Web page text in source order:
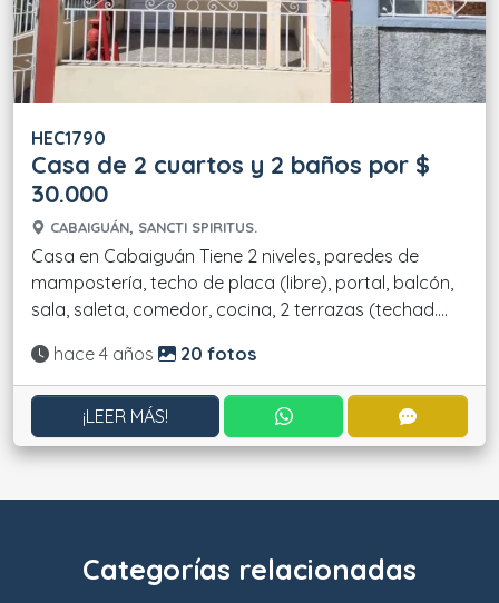
HEC1790
Casa de 2 cuartos y 2 baños por $
30.000
CABAIGUÁN, SANCTI SPIRITUS.
Casa en Cabaiguán Tiene 2 niveles, paredes de
mampostería, techo de placa (libre), portal, balcón,
sala, saleta, comedor, cocina, 2 terrazas (techad....
Actualizado:
hace 4 años 20 fotos
¡LEER MÁS! CONTACTAR POR
Categorías relacionadas